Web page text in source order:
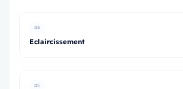
#4
Eclaircissement
#5